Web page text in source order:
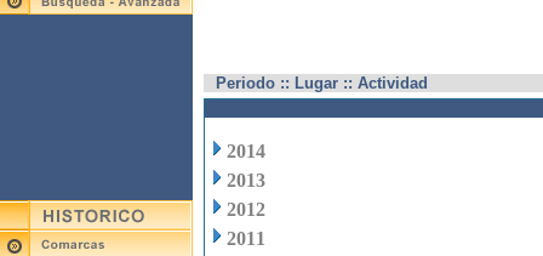
Periodo :: Lugar :: Actividad
2014
2013
2012
2011